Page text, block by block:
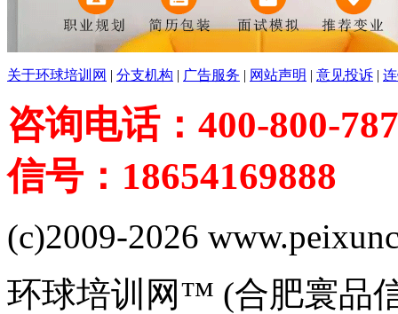
关于环球培训网 | 分支机构 | 广告服务 | 网站声明 | 意见投诉 |
咨询电话：400-800-
信号：18654169888
(c)2009-2026
环球培训网™ (合肥寰品